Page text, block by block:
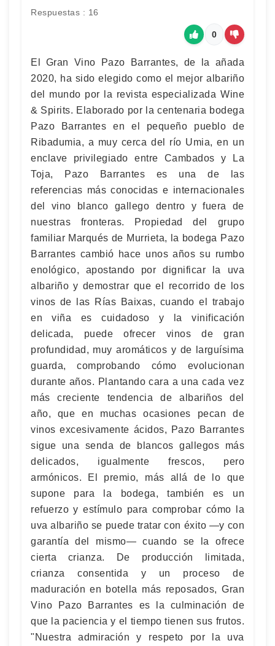
Respuestas : 16
0
El Gran Vino Pazo Barrantes, de la añada
2020, ha sido elegido como el mejor albariño
del mundo por la revista especializada Wine
& Spirits. Elaborado por la centenaria bodega
Pazo Barrantes en el pequeño pueblo de
Ribadumia, a muy cerca del río Umia, en un
enclave privilegiado entre Cambados y La
Toja, Pazo Barrantes es una de las
referencias más conocidas e internacionales
del vino blanco gallego dentro y fuera de
nuestras fronteras. Propiedad del grupo
familiar Marqués de Murrieta, la bodega Pazo
Barrantes cambió hace unos años su rumbo
enológico, apostando por dignificar la uva
albariño y demostrar que el recorrido de los
vinos de las Rías Baixas, cuando el trabajo
en viña es cuidadoso y la vinificación
delicada, puede ofrecer vinos de gran
profundidad, muy aromáticos y de larguísima
guarda, comprobando cómo evolucionan
durante años. Plantando cara a una cada vez
más creciente tendencia de albariños del
año, que en muchas ocasiones pecan de
vinos excesivamente ácidos, Pazo Barrantes
sigue una senda de blancos gallegos más
delicados, igualmente frescos, pero
armónicos. El premio, más allá de lo que
supone para la bodega, también es un
refuerzo y estímulo para comprobar cómo la
uva albariño se puede tratar con éxito —y con
garantía del mismo— cuando se la ofrece
cierta crianza. De producción limitada,
crianza consentida y un proceso de
maduración en botella más reposados, Gran
Vino Pazo Barrantes es la culminación de
que la paciencia y el tiempo tienen sus frutos.
"Nuestra admiración y respeto por la uva